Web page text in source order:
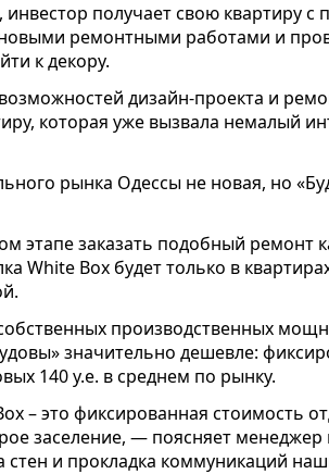
получает свою квартиру
ремонтными работами и
к декору.
дизайн-проекта и
которая уже вызвала немалый
рынка Одессы не новая, но
этапе заказать подобный ремонт
White Box будет только в
производственных
значительно дешевле:
140 у.е. в среднем по рынку.
– это фиксированная стоимость
заселение, — поясняет
стен и прокладка коммуникаций